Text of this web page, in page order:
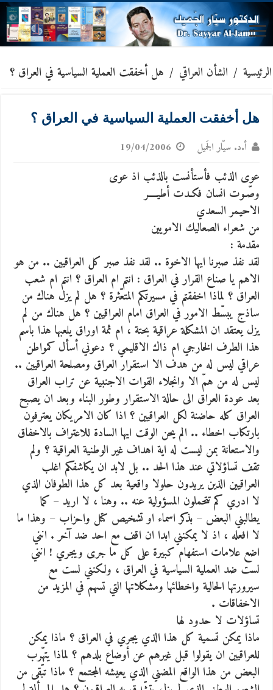
الرئيسية / الشأن العراقي / هل أخفقت العملية السياسية في العراق ؟
هل أخفقت العملية السياسية في العراق ؟
أ.د. سيّار الجَميل 19/04/2006
عوى الذئب فأستأنست بالذئب اذ عوى
وصّـوت انسان فكـدت أطيــــر
الاحيمر السعدي
من شعراء الصعاليك الامويين
مقدمة :
لقد نفذ صبرنا ايها الاخوة .. لقد نفذ صبر كل العراقيين .. من هو
الاهم يا صناع القرار في العراق : انتم ام العراق ؟ انتم ام شعب
العراق ؟ لماذا اخفقتم في مسيرتكم المتعّثرة ؟ هل لم يزل هناك من
ساذج يبسّط الامور في العراق امام العراقيين ؟ هل هناك من لم
يزل يعتقد ان المشكلة عراقية بحتة ، ام ثمة اوراق يلعبها هذا باسم
هذا الطرف الخارجي ام ذاك الاقليمي ؟ دعوني أسأل كمواطن
عراقي ليس له من هدف الا استقرار العراق ومصلحة العراقيين ..
ليس له من همّ الا وانجلاء القوات الاجنبية عن تراب العراق
بعد عودة العراق الى حالة الاستقرار وطور البناء وبعد ان يصبح
العراق كله حاضنة لكل العراقيين ؟ اذا كان الامريكان يعترفون
بارتكاب اخطاء .. الم يحن الوقت ايها السادة للاعتراف بالاخفاق
والاستعانة بمن ليست له اية اهداف غير الوطنية العراقية ؟ ولم
تقف تساؤلاتي عند هذا الحد .. بل لابد ان يكاشفكم اغلب
العراقيين الذين يريدون حلولا واقعية بعد كل هذا الطوفان الذي
لا ادري كم تتحملون المسؤولية عنه .. وهنا ، لا اريد – كما
يطالبني البعض – بذكر اسماء او تشخيص كتل واحزاب – وهذا ما
لا افعله ، اذ لا يمكنني ابدا ان اقف مع احد ضد آخر . انني
اضع علامات استفهام كبيرة على كل ما جرى ويجري ! انني
لست ضد العملية السياسية في العراق ، ولكنني لست مع
سيرورتها الحالية واخطائها ومشكلاتها التي تسهم في المزيد من
الاخفاقات .
تساؤلات لا حدود لها
ماذا يمكن تسمية كل هذا الذي يجري في العراق ؟ ماذا يمكن
للعراقيين ان يقولوا قبل غيرهم عن أوضاع بلدهم ؟ لماذا يتهّرب
البعض من هذا الواقع المضني الذي يعيشه المجتمع ؟ ماذا تبّقى من